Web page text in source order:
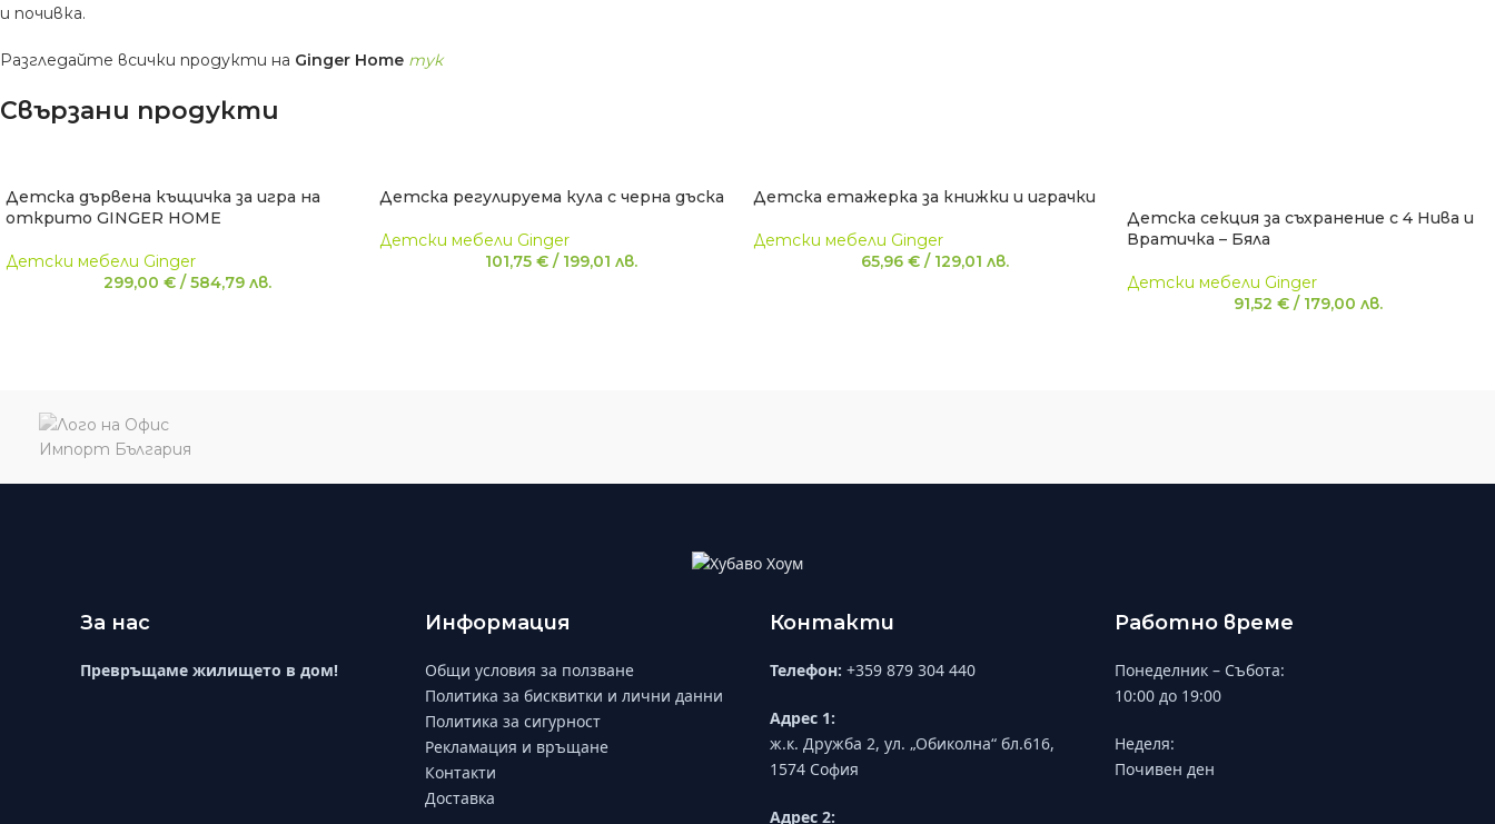
и почивка.
Разгледайте всички продукти на Ginger Home тук
Свързани продукти
Детска дървена къщичка за игра на
открито GINGER HOME
Детски мебели Ginger
299,00 € /584,79 лв.
Детска регулируема кула с черна дъска
Детски мебели Ginger
101,75 € / 199,01 лв.
Детска етажерка за книжки и играчки
Детски мебели Ginger
65,96 € / 129,01 лв.
Детска секция за съхранение с 4 Нива и
Вратичка – Бяла
Детски мебели Ginger
91,52 € / 179,00 лв.
За нас
Превръщаме жилището в дом!
Информация
Общи условия за ползване
Политика за бисквитки и лични данни
Политика за сигурност
Рекламация и връщане
Контакти
Доставка
Контакти
Телефон: +359 879 304 440
Адрес 1:
ж.к. Дружба 2, ул. „Обиколна“ бл.616,
1574 София
Адрес 2:
Работно време
Понеделник – Събота:
10:00 до 19:00
Неделя:
Почивен ден